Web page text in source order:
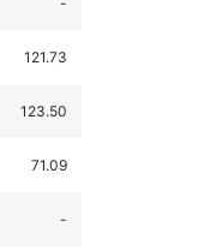
121.73
123.50
71.09
-